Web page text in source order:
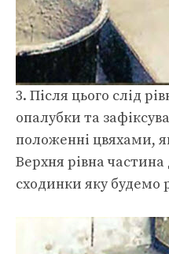
3. Після цього слід
опалубки та
положенні цвяхами,
Верхня рівна
сходинки яку будемо